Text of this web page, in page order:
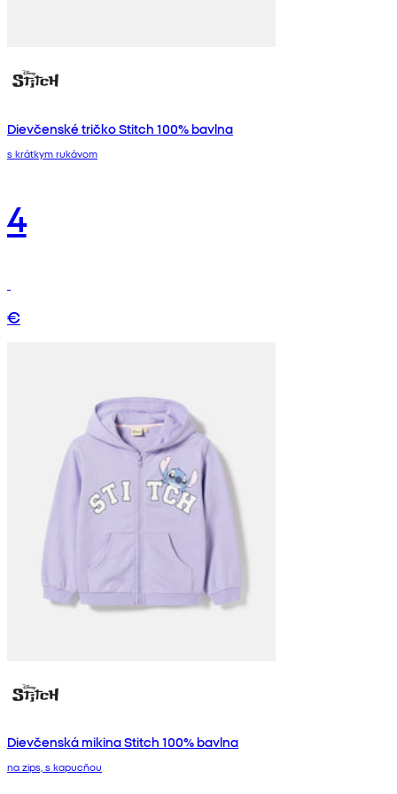
Dievčenské tričko Stitch 100% bavlna
s krátkym rukávom
4
€
Dievčenská mikina Stitch 100% bavlna
na zips, s kapucňou